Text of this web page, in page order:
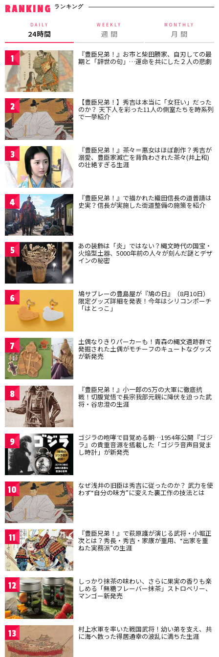
RANKING ランキング
DAILY
24時間
WEEKLY
週 間
MONTHLY
月 間
1 『豊臣兄弟！』お市と柴田勝家、自刃しての最
期と「辞世の句」…運命を共にした２人の悲劇
2 【豊臣兄弟！】秀吉は本当に「女狂い」だった
のか？ 天下人を彩った11人の側室たちを時系列
で一挙紹介
3 『豊臣兄弟！』茶々＝悪女はほぼ創作？秀吉が
溺愛、豊臣家滅亡を背負わされた茶々(井上和)
の壮絶すぎる生涯
4 『豊臣兄弟！』で描かれた織田信長の道普請は
史実？信長が実施した街道整備の施策を紹介
5 あの装飾は「炎」ではない？縄文時代の国宝・
火焔型土器、5000年前の人々が刻んだ謎とデザ
インの秘密
6 鳩サブレーの豊島屋が『鳩の日』（8月10日）
限定グッズ詳細を発表！今年はシリコンポーチ
「はとっこ」
7 土偶なりきりパーカーも！青森の縄文遺跡群で
発掘された土偶がモチーフのキュートなグッズ
が新発売
8 『豊臣兄弟！』小一郎の5万の大軍に徹底抗
戦！切腹覚悟で長宗我部元親に降伏を迫った武
将・谷忠澄の生涯
9 ゴジラの咆哮で目覚める朝…1954年公開『ゴジ
ラ』の貴重音源を搭載した「ゴジラ音声目覚ま
し時計」が新発売
10 なぜ浅井の旧臣は秀吉に従ったのか？ 武力を使
わず“自分の味方”に変えた裏工作の技法とは
11 『豊臣兄弟！』で萩原護が演じる武将・小堀正
次とは？秀長・秀吉・家康が重用、“出家を重
ねた実務派”の生涯
12 しっかり抹茶の味わい、さらに果実の香りも楽
しめる「無糖フレーバー抹茶」ストロベリー、
マンゴー新発売
13 村上水軍を率いた戦国武将！幼い弟を支え、共
に海へ散った得居通幸の波乱に満ちた生涯